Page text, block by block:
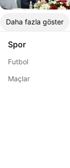
Daha fazla göster
Spor
Futbol
Maçlar